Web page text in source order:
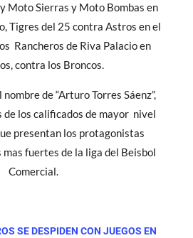
Moto Sierras y Moto Bombas en
Tigres del 25 contra Astros en el
Rancheros de Riva Palacio en
contra los Broncos.
de “Arturo Torres Sáenz”,
de los calificados de mayor nivel
presentan los protagonistas
mas fuertes de la liga del Beisbol
Comercial.
SE DESPIDEN CON JUEGOS EN